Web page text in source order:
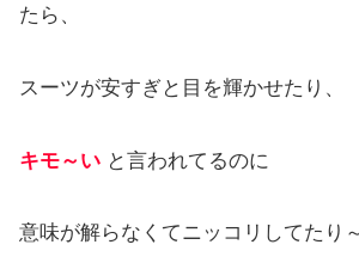
たら、
スーツが安すぎと目を輝かせたり、
キモ～い と言われてるのに
意味が解らなくてニッコリしてたり